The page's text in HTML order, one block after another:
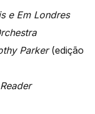
e Em Londres
Parker(edição